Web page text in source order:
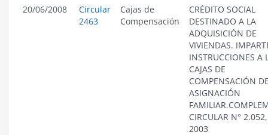
20/06/2008
Circular
2463
Cajas de
Compensación
CRÉDITO SOCIAL
DESTINADO A LA
ADQUISICIÓN DE
VIVIENDAS.
INSTRUCCIONES A
CAJAS DE
COMPENSACIÓN
ASIGNACIÓN
CIRCULAR N°
2003